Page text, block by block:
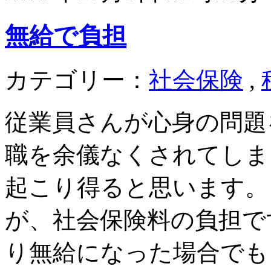
無給で負担
カテゴリー： 社会保険 ,
従業員さんが心身の問
職を余儀なくされてし
起こり得ると思います
が、社会保険料の負担
り無給になった場合で